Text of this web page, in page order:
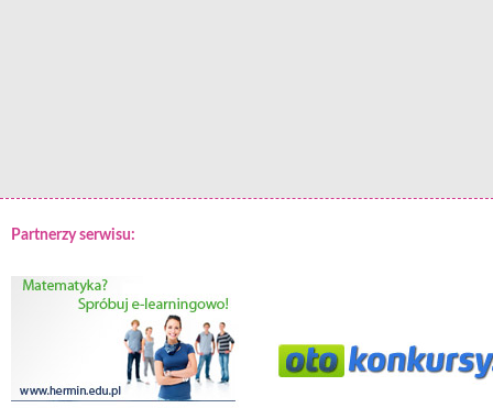
Partnerzy serwisu: